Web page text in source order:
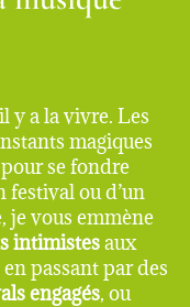
y a la vivre. Les
magiques
se fondre
festival ou d’un
je vous emmène
intimistesaux
en passant par des
engagés, ou